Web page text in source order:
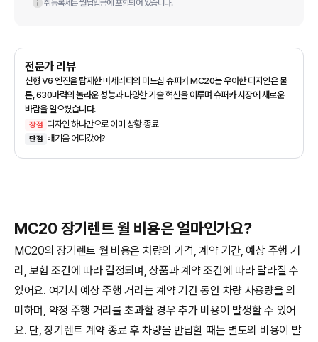
취등록세는 월납입금에 포함되어 있습니다.
전문가 리뷰
신형 V6 엔진을 탑재한 마세라티의 미드십 슈퍼카 MC20는 우아한 디자인은 물
론, 630마력의 놀라운 성능과 다양한 기술 혁신을 이루며 슈퍼카 시장에 새로운
바람을 일으켰습니다.
장점 디자인 하나만으로 이미 상황 종료
단점 배기음 어디갔어?
MC20 장기렌트 월 비용은 얼마인가요?
MC20의 장기렌트 월 비용은 차량의 가격, 계약 기간, 예상 주행 거
리, 보험 조건에 따라 결정되며, 상품과 계약 조건에 따라 달라질 수
있어요. 여기서 예상 주행 거리는 계약 기간 동안 차량 사용량을 의
미하며, 약정 주행 거리를 초과할 경우 추가 비용이 발생할 수 있어
요. 단, 장기렌트 계약 종료 후 차량을 반납할 때는 별도의 비용이 발